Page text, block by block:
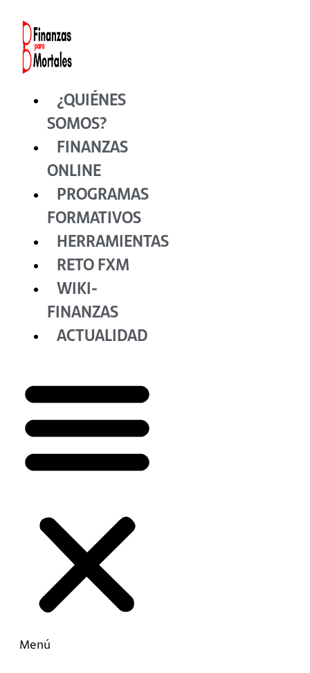
contenido
¿QUIÉNES
SOMOS?
FINANZAS
ONLINE
PROGRAMAS
FORMATIVOS
HERRAMIENTAS
RETO FXM
WIKI-
FINANZAS
ACTUALIDAD
Menú